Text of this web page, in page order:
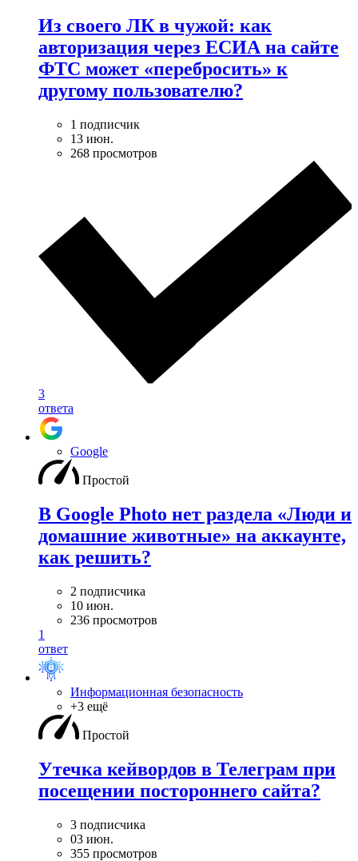
Из своего ЛК в чужой: как
авторизация через ЕСИА на сайте
ФТС может «перебросить» к
другому пользователю?
1 подписчик
13 июн.
268 просмотров
3
ответа
Google
Простой
В Google Photo нет раздела «Люди и
домашние животные» на аккаунте,
как решить?
2 подписчика
10 июн.
236 просмотров
1
ответ
Информационная безопасность
+3 ещё
Простой
Утечка кейвордов в Телеграм при
посещении постороннего сайта?
3 подписчика
03 июн.
355 просмотров